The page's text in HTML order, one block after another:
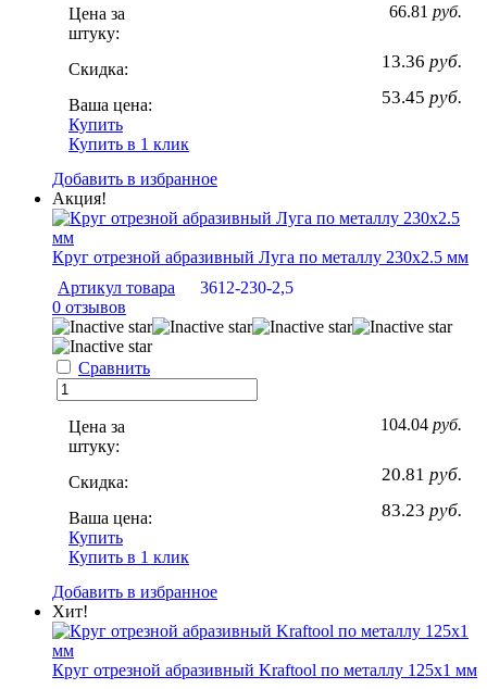
Цена за
штуку:
66.81 руб.
Скидка: 13.36 руб.
Ваша цена: 53.45 руб.
Купить
Купить в 1 клик
Добавить в избранное
Акция!
Круг отрезной абразивный Луга по металлу 230х2.5 мм
Артикул товара
3612-230-2,5
0 отзывов
Сравнить
Цена за
штуку:
104.04 руб.
Скидка: 20.81 руб.
Ваша цена: 83.23 руб.
Купить
Купить в 1 клик
Добавить в избранное
Хит!
Круг отрезной абразивный Kraftool по металлу 125x1 мм